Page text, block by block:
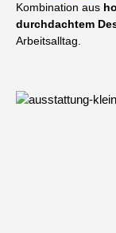
Kombination aus
durchdachtem
Arbeitsalltag.
Bildergalerie